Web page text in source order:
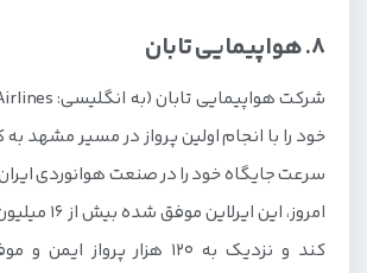
8. هواپیمایی تابان
خود را با انجام اولین پرواز در مسیر مشهد
سرعت جایگاه خود را در صنعت هوانوردی
امروز، این
کند و نزدیک به 120 هزار